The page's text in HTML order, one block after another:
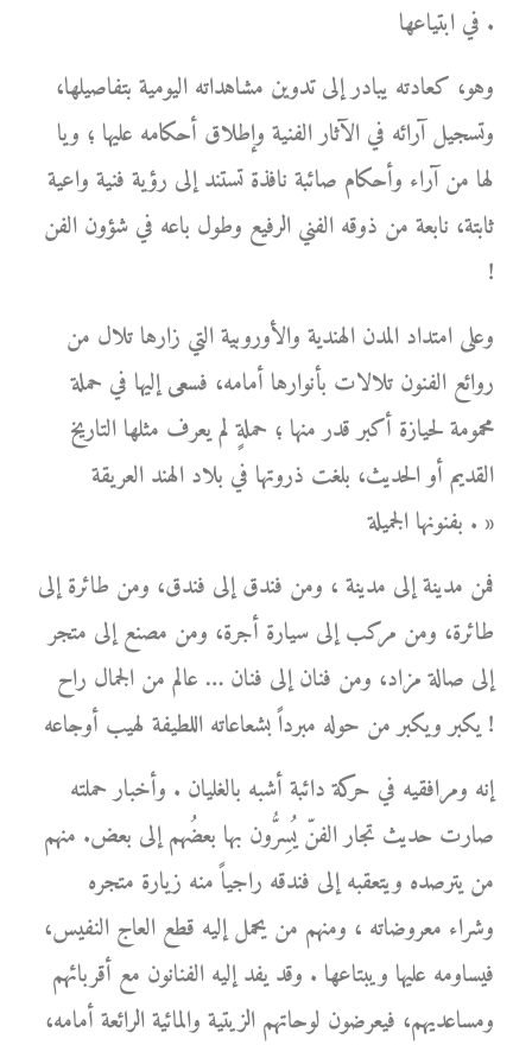
في ابتياعها .
وهو، كعادته يبادر إلى تدوين مشاهداته اليومية بتفاصيلها،
وتسجيل آرائه في الآثار الفنية وإطلاق أحكامه عليها ؛ ويا
لها من آراء وأحكام صائبة نافذة تستند إلى رؤية فنية واعية
ثابتة، نابعة من ذوقه الفني الرفيع وطول باعه في شؤون الفن
!
وعلى امتداد المدن الهندية والأوروبية التي زارها تلال من
روائع الفنون تلالات بأنوارها أمامه، فسعى إليها في حملة
محمومة لحيازة أكبر قدر منها ؛ حملةٍ لم يعرف مثلها التاريخ
القديم أو الحديث، بلغت ذروتها في بلاد الهند العريقة
بفنونها الجميلة . »
فمن مدينة إلى مدينة ، ومن فندق إلى فندق، ومن طائرة إلى
طائرة، ومن مركب إلى سيارة أجرة، ومن مصنع إلى متجر
إلى صالة مزاد، ومن فنان إلى فنان … عالم من الجمال راح
يكبر ويكبر من حوله مبرداً بشعاعاته اللطيفة لهيب أوجاعه !
إنه ومرافقيه في حركة دائبة أشبه بالغليان . وأخبار حملته
صارت حديث تجار الفنّ يُسِرُّون بها بعضُهم إلى بعض. منهم
من يترصده ويتعقبه إلى فندقه راجياً منه زيارة متجره
وشراء معروضاته ، ومنهم من يحمل إليه قطع العاج النفيس،
فيساومه عليها ويبتاعها . وقد يفد إليه الفنانون مع أقربائهم
ومساعديهم، فيعرضون لوحاتهم الزيتية والمائية الرائعة أمامه،